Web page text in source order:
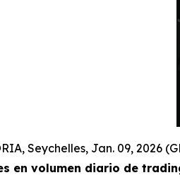
Seychelles, Jan. 09, 2026
en volumen diario de